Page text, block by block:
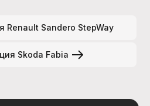
Renault Sandero StepWay
Skoda Fabia